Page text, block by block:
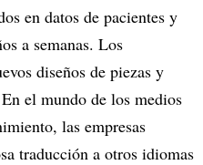
en datos de pacientes y
a semanas. Los
diseños de piezas y
el mundo de los medios
las empresas
traducción a otros idiomas